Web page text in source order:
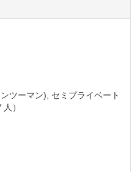
ツーマン), セミプライベート
）